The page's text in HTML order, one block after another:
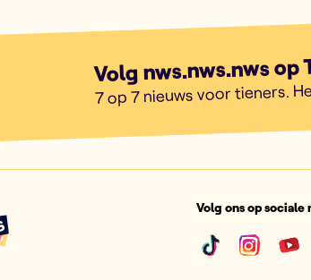
Volg nws.nws.nws
7 op 7 nieuws voor tieners.
Volg ons op sociale